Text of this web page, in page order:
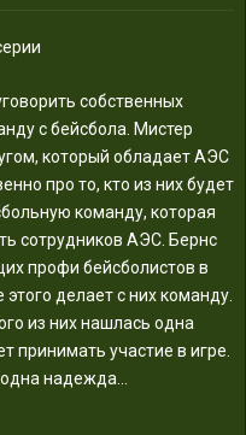
собственных
с бейсбола. Мистер
который обладает АЭС
про то, кто из них будет
команду, которая
сотрудников АЭС. Бернс
профи бейсболистов в
делает с них команду.
из них нашлась одна
принимать участие в игре.
надежда…